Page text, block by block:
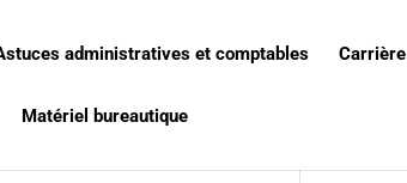
administratives et comptables Carrière
Matériel bureautique